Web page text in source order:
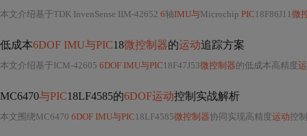
本文介绍基于TDK InvenSense IIM-42652 6轴IMU与Microchip PIC 18F86J11微
低成本6DOF IMU与PIC18微控制器的运动追踪方案
本文介绍基于ICM-42605 6DOF IMU与PIC 18F47J53微控制器的低成本高精度
MC6470与PIC18LF4585的6DOF运动控制实战解析
本文围绕MC6470 6DOF IMU与PIC 18LF4585微控制器协同实现高精度运动控制展开